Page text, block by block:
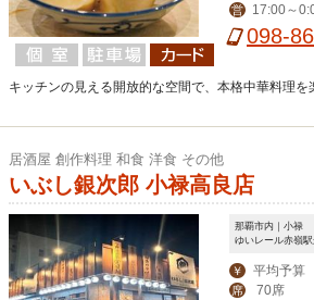
営
17:00～
-20:00098-
キッチンの見える開放的な空間で、本格中華料理を
居酒屋 創作料理 和食 洋食 その他
いぶし銀次郎 小禄高良店
那覇市内｜小禄
ゆいレール赤嶺
￥ 平均予算
席 70席